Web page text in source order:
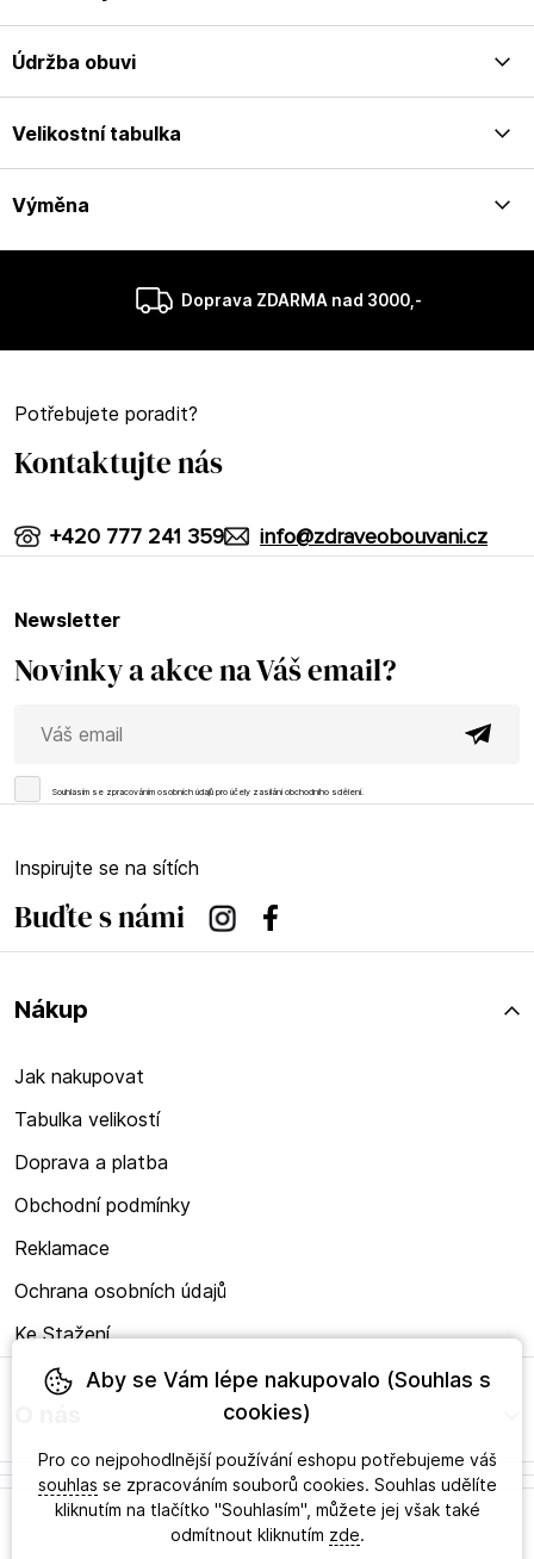
Údržba obuvi
Velikostní tabulka
Výměna
Doprava ZDARMA nad 3000,-
Potřebujete poradit?
Kontaktujte nás
info@zdraveobouvani.cz
+420 777 241 359
newsletter
Novinky a akce na Váš email?
Souhlasím se zpracováním osobních údajů pro účely zasílání obchodního sdělení.
Inspirujte se na sítích
Buďte s námi InstagramFacebook
Nákup
Jak nakupovat
Tabulka velikostí
Doprava a platba
Obchodní podmínky
Reklamace
Ochrana osobních údajů
Ke Stažení
Aby se Vám lépe nakupovalo (Souhlas s
cookies)
Pro co nejpohodlnější používání eshopu potřebujeme váš
souhlas se zpracováním souborů cookies. Souhlas udělíte
kliknutím na tlačítko "Souhlasím", můžete jej však také
odmítnout kliknutím zde.